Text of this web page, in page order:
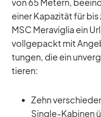
von 65 Me­tern,
ei­ner Ka­pa­zi­tät für
MSC Me­ra­vi­glia ein
voll­ge­packt mit
tun­gen, die ein
tie­ren:
Zehn
Sin­gle-Ka­bi­nen